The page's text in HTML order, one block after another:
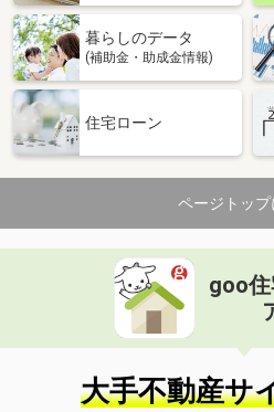
暮らしのデータ
(補助金・助成金情報)
住宅ローン
ページトップ
goo
大手不動産サ